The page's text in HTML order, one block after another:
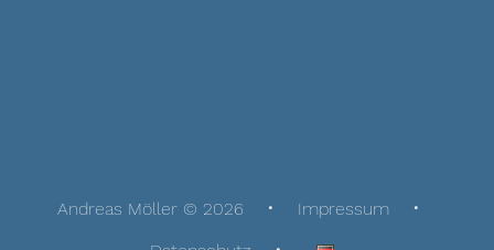
Andreas Möller © 2026
Impressum